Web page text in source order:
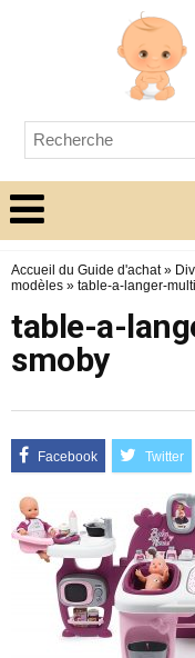
Accueil du Guide d'achat»
modèles » table-a-langer-
table-a-
smoby